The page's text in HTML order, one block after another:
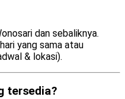
dan sebaliknya.
yang sama atau
& lokasi).
tersedia?